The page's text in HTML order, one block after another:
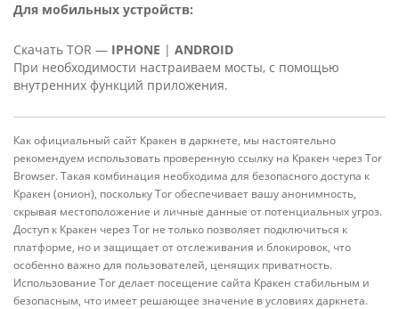
Для мобильных устройств:
Скачать TOR — IPHONE | ANDROID
При необходимости настраиваем мосты, с помощью
внутренних функций приложения.
Как официальный сайт Кракен в даркнете, мы настоятельно
рекомендуем использовать проверенную ссылку на Кракен через Tor
Brow­ser. Такая комбинация необходима для безопасного доступа к
Кракен (онион), поскольку Tor обеспечивает вашу анонимность,
скрывая местоположение и личные данные от потенциальных угроз.
Доступ к Кракен через Tor не только позволяет подключиться к
платформе, но и защищает от отслеживания и блокировок, что
особенно важно для пользователей, ценящих приватность.
Использование Tor делает посещение сайта Кракен стабильным и
безопасным, что имеет решающее значение в условиях даркнета.